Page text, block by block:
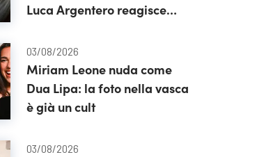
Luca Argentero reagisce
03/08/2026
Miriam Leone nuda come
Dua Lipa: la foto nella vasca
è già un cult
03/08/2026